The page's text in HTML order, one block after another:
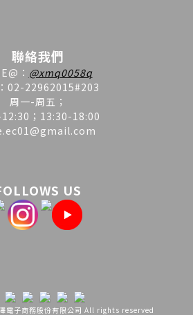
聯絡我們
@ ： @xmq0058q
02-22962015#203
周一-周五；
；13:30-18:00
US
子商務股份有限公司 All rights reserved